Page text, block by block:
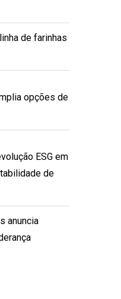
de farinhas
opções de
ESG em
de
anuncia